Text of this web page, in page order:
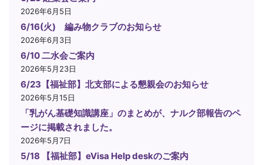
2026年6月5日
6/16(火) 編み物クラブのお知らせ
2026年6月3日
6/10 二水会ご案内
2026年5月23日
6/23【福祉部】北支部による懇親会のお知らせ
2026年5月15日
「乳がん基礎知識講座」のまとめが、ナルク部報告のペ
ージに掲載されました。
2026年5月7日
5/18 【福祉部】eVisa Help deskのご案内